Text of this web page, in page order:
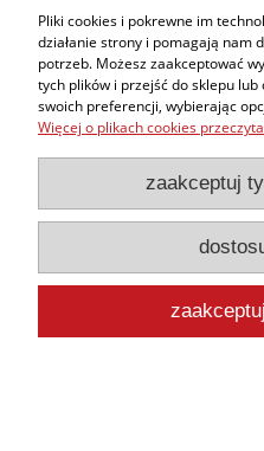
Możliwość ładowania w
gotowość do działania w
Integracja z innymi
tworzyć elastyczne
przy wypadkach drogowych, jak i
na otwartym terenie.To sprzęt,
Latarki do kierowania
W sytuacjach, gdy trzebaszybko i
Pliki cookies i pokrewne im
działanie strony i pomagają nam
potrzeb. Możesz zaakceptować
tych plików i przejść do sklepu
swoich preferencji, wybierając
Więcej o plikach cookies
zaakceptuj